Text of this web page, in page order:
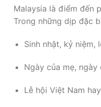
Malaysia là điểm đến
Trong những dịp đặc
Sinh nhật, kỷ niệm,
Ngày của mẹ,
Lễ hội Việt Nam